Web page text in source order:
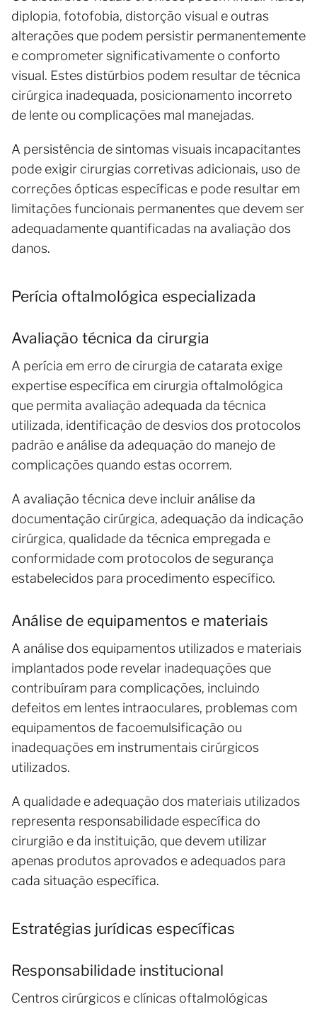
diplopia, fotofobia, distorção visual e outras
alterações que podem persistir permanentemente
e comprometer significativamente o conforto
visual. Estes distúrbios podem resultar de técnica
cirúrgica inadequada, posicionamento incorreto
de lente ou complicações mal manejadas.
A persistência de sintomas visuais incapacitantes
pode exigir cirurgias corretivas adicionais, uso de
correções ópticas específicas e pode resultar em
limitações funcionais permanentes que devem ser
adequadamente quantificadas na avaliação dos
danos.
Perícia oftalmológica especializada
Avaliação técnica da cirurgia
A perícia em erro de cirurgia de catarata exige
expertise específica em cirurgia oftalmológica
que permita avaliação adequada da técnica
utilizada, identificação de desvios dos protocolos
padrão e análise da adequação do manejo de
complicações quando estas ocorrem.
A avaliação técnica deve incluir análise da
documentação cirúrgica, adequação da indicação
cirúrgica, qualidade da técnica empregada e
conformidade com protocolos de segurança
estabelecidos para procedimento específico.
Análise de equipamentos e materiais
A análise dos equipamentos utilizados e materiais
implantados pode revelar inadequações que
contribuíram para complicações, incluindo
defeitos em lentes intraoculares, problemas com
equipamentos de facoemulsificação ou
inadequações em instrumentais cirúrgicos
utilizados.
A qualidade e adequação dos materiais utilizados
representa responsabilidade específica do
cirurgião e da instituição, que devem utilizar
apenas produtos aprovados e adequados para
cada situação específica.
Estratégias jurídicas específicas
Responsabilidade institucional
Centros cirúrgicos e clínicas oftalmológicas